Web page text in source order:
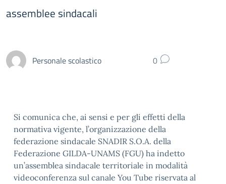
assemblee sindacali
Personale scolastico 0
Si comunica che, ai sensi e per gli effetti della
normativa vigente, l’organizzazione della
federazione sindacale SNADIR S.O.A. della
Federazione GILDA-UNAMS (FGU) ha indetto
un’assemblea sindacale territoriale in modalità
videoconferenza sul canale You Tube riservata al